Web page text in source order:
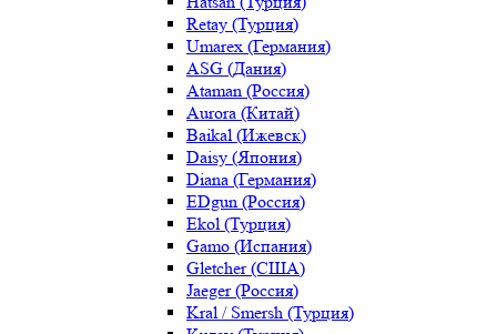
Retay (Турция)
Umarex (Германия)
ASG (Дания)
Ataman (Россия)
Aurora (Китай)
Baikal (Ижевск)
Daisy (Япония)
Diana (Германия)
EDgun (Россия)
Ekol (Турция)
Gamo (Испания)
Gletcher (США)
Jaeger (Россия)
Kral / Smersh (Турция)